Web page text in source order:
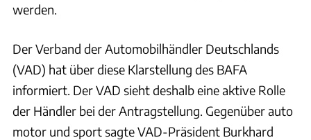
werden.
Der Verband der Automobilhändler Deutschlands
(VAD) hat über diese Klarstellung des BAFA
informiert. Der VAD sieht deshalb eine aktive Rolle
der Händler bei der Antragstellung. Gegenüber auto
motor und sport sagte VAD-Präsident Burkhard